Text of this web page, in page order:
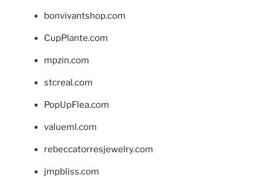
bonvivantshop.com
CupPlante.com
mpzin.com
stcreal.com
PopUpFlea.com
valueml.com
rebeccatorresjewelry.com
jmpbliss.com